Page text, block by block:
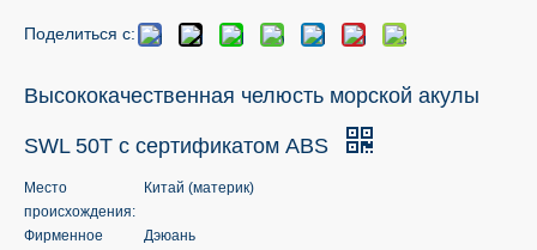
Поделиться с:
Высококачественная челюсть морской акулы
SWL 50T с сертификатом ABS
Место
происхождения:
Китай (материк)
Фирменное
Дэюань